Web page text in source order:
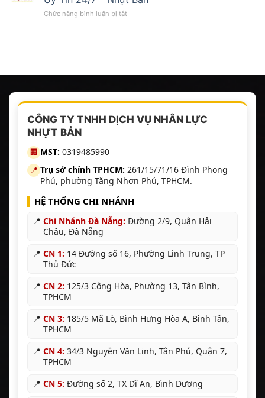
Uy
Tín,
Nhân
Bản
Rút
Container
Nhanh
–
Giá
Cạnh
Tranh
Nhựt
Bản
Chức năng bình luận bị tắtở
Lực
Bình
Dương
Uy
Tín
CÔNG TY TNHH DỊCH VỤ NHÂN LỰC
NHỰT BẢN
🏢 MST: 0319485990
📍 Trụ sở chính TPHCM: 261/15/71/16 Đình Phong
Phú, phường Tăng Nhơn Phú, TPHCM.
HỆ THỐNG CHI NHÁNH
📍 Chi Nhánh Đà Nẵng: Đường 2/9, Quận Hải
Châu, Đà Nẵng
📍 CN 1: 14 Đường số 16, Phường Linh Trung, TP
Thủ Đức
📍 CN 2: 125/3 Cộng Hòa, Phường 13, Tân Bình,
TPHCM
📍 CN 3: 185/5 Mã Lò, Bình Hưng Hòa A, Bình Tân,
TPHCM
📍 CN 4: 34/3 Nguyễn Văn Linh, Tân Phú, Quận 7,
TPHCM
📍 CN 5: Đường số 2, TX Dĩ An, Bình Dương